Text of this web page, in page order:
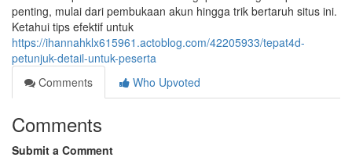
penting, mulai dari pembukaan akun hingga trik bertaruh situs ini.
Ketahui tips efektif untuk
https://ihannahklx615961.actoblog.com/42205933/tepat4d-
petunjuk-detail-untuk-peserta
Comments
Who Upvoted
Comments
Submit a Comment